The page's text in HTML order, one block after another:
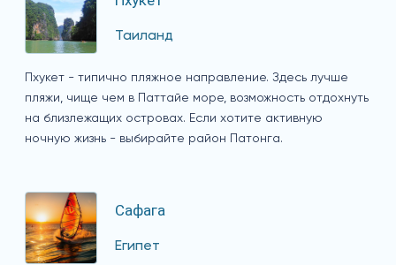
Таиланд
Пхукет - типично пляжное направление. Здесь лучше
пляжи, чище чем в Паттайе море, возможность отдохнуть
на близлежащих островах. Если хотите активную
ночную жизнь - выбирайте район Патонга.
Сафага
Египет